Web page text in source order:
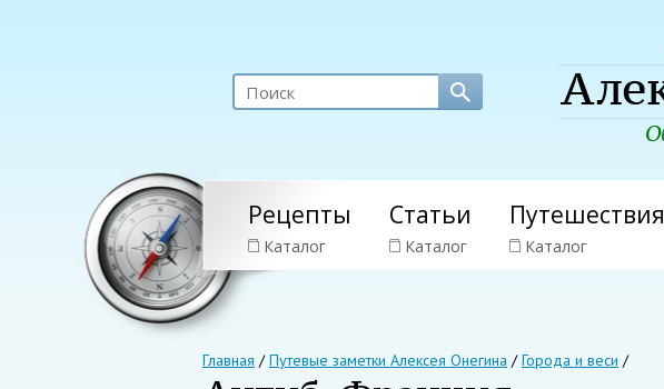
Рецепты
Каталог
Статьи
Каталог
Путешествия
Каталог
Главная /Путевые заметки Алексея Онегина /Города и веси /